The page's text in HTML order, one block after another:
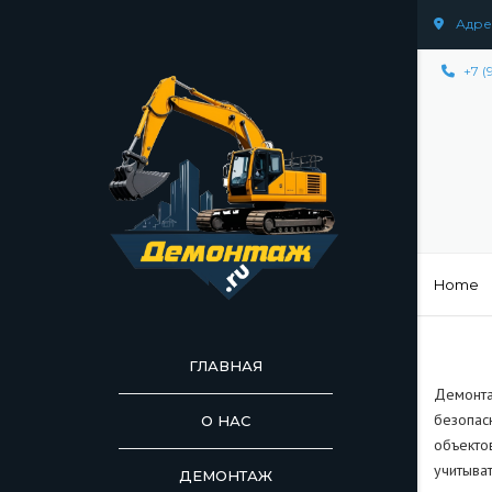
+7
ГЛАВНАЯ
О НАС
ДЕМОНТАЖ ДЕМОНТАЖ
Home